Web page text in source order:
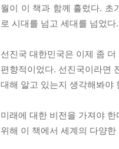
월이 이 책과 함께 흘렀다. 초
로 시대를 넘고 세대를 넘었다.
선진국 대한민국은 이제 좀
편향적이었다. 선진국이라면
대해 알고 있는지 생각해봐야
미래에 대한 비전을 가져야
위해 이 책에서 세계의 다양